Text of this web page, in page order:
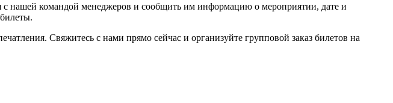
с нашей командой менеджеров и сообщить им информацию о мероприятии, дате и
Свяжитесь с нами прямо сейчас и организуйте групповой заказ билетов на